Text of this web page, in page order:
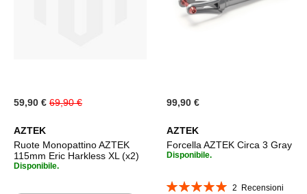
Special
Price
59,90 € 69,90 €
AZTEK
Ruote Monopattino AZTEK
115mm Eric Harkless XL (x2)
Disponibile.
99,90 €
AZTEK
Forcella AZTEK Circa 3 Gray
Disponibile.
Valutazione:
2 Recensioni